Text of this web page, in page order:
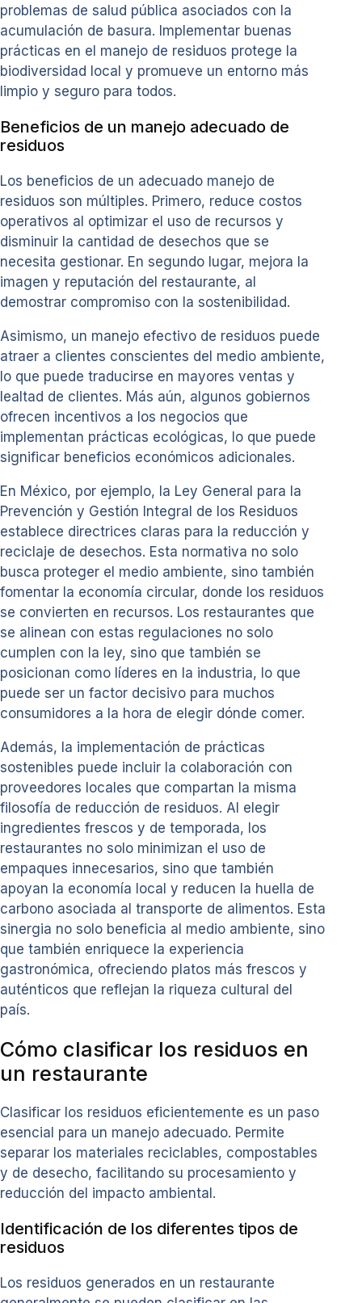
problemas de salud pública asociados con la
acumulación de basura. Implementar buenas
prácticas en el manejo de residuos protege la
biodiversidad local y promueve un entorno más
limpio y seguro para todos.
Beneficios de un manejo adecuado de
residuos
Los beneficios de un adecuado manejo de
residuos son múltiples. Primero, reduce costos
operativos al optimizar el uso de recursos y
disminuir la cantidad de desechos que se
necesita gestionar. En segundo lugar, mejora la
imagen y reputación del restaurante, al
demostrar compromiso con la sostenibilidad.
Asimismo, un manejo efectivo de residuos puede
atraer a clientes conscientes del medio ambiente,
lo que puede traducirse en mayores ventas y
lealtad de clientes. Más aún, algunos gobiernos
ofrecen incentivos a los negocios que
implementan prácticas ecológicas, lo que puede
significar beneficios económicos adicionales.
En México, por ejemplo, la Ley General para la
Prevención y Gestión Integral de los Residuos
establece directrices claras para la reducción y
reciclaje de desechos. Esta normativa no solo
busca proteger el medio ambiente, sino también
fomentar la economía circular, donde los residuos
se convierten en recursos. Los restaurantes que
se alinean con estas regulaciones no solo
cumplen con la ley, sino que también se
posicionan como líderes en la industria, lo que
puede ser un factor decisivo para muchos
consumidores a la hora de elegir dónde comer.
Además, la implementación de prácticas
sostenibles puede incluir la colaboración con
proveedores locales que compartan la misma
filosofía de reducción de residuos. Al elegir
ingredientes frescos y de temporada, los
restaurantes no solo minimizan el uso de
empaques innecesarios, sino que también
apoyan la economía local y reducen la huella de
carbono asociada al transporte de alimentos. Esta
sinergia no solo beneficia al medio ambiente, sino
que también enriquece la experiencia
gastronómica, ofreciendo platos más frescos y
auténticos que reflejan la riqueza cultural del
país.
Cómo clasificar los residuos en
un restaurante
Clasificar los residuos eficientemente es un paso
esencial para un manejo adecuado. Permite
separar los materiales reciclables, compostables
y de desecho, facilitando su procesamiento y
reducción del impacto ambiental.
Identificación de los diferentes tipos de
residuos
Los residuos generados en un restaurante